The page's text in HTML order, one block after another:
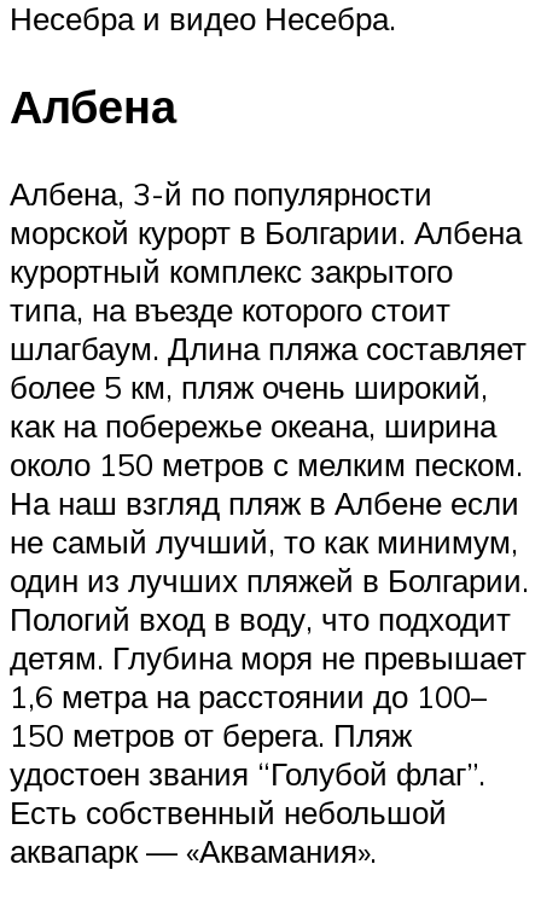
Несебра и видео Несебра.
Албена
Албена, 3-й по популярности
морской курорт в Болгарии. Албена
курортный комплекс закрытого
типа, на въезде которого стоит
шлагбаум. Длина пляжа составляет
более 5 км, пляж очень широкий,
как на побережье океана, ширина
около 150 метров с мелким песком.
На наш взгляд пляж в Албене если
не самый лучший, то как минимум,
один из лучших пляжей в Болгарии.
Пологий вход в воду, что подходит
детям. Глубина моря не превышает
1,6 метра на расстоянии до 100–
150 метров от берега. Пляж
удостоен звания “Голубой флаг”.
Есть собственный небольшой
аквапарк — «Аквамания».